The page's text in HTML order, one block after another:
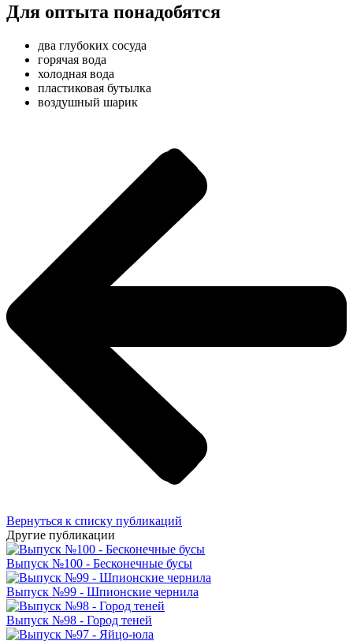
Для оптыта понадобятся
два глубоких сосуда
горячая вода
холодная вода
пластиковая бутылка
воздушный шарик
Вернуться к списку публикаций
Другие публикации
Выпуск №100 - Бесконечные бусы
Выпуск №99 - Шпионские чернила
Выпуск №98 - Город теней